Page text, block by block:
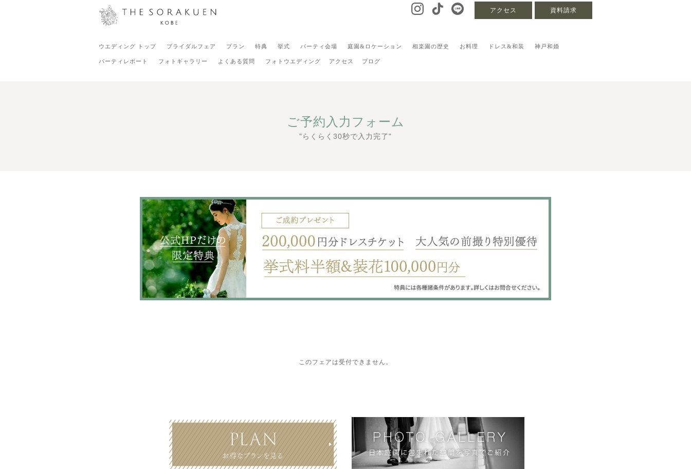
資料請求
アクセス
ウエディング トップ ブライダルフェア プラン 特典 挙式 パーティ会場 庭園&ロケーション 相楽園の歴史 お料理 ドレス&和装 神戸和婚
パーティレポート フォトギャラリー よくある質問 フォトウエディング アクセス ブログ
ご予約入力フォーム
"らくらく30秒で入力完了"
このフェアは受付できません。